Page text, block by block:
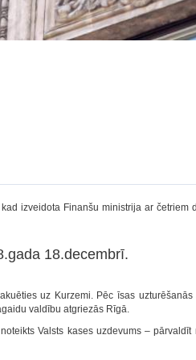
izveidota Finanšu ministrija ar četriem
18.decembrī.
uz Kurzemi. Pēc īsas
valdību atgriezās Rīgā.
Valsts kases uzdevums –